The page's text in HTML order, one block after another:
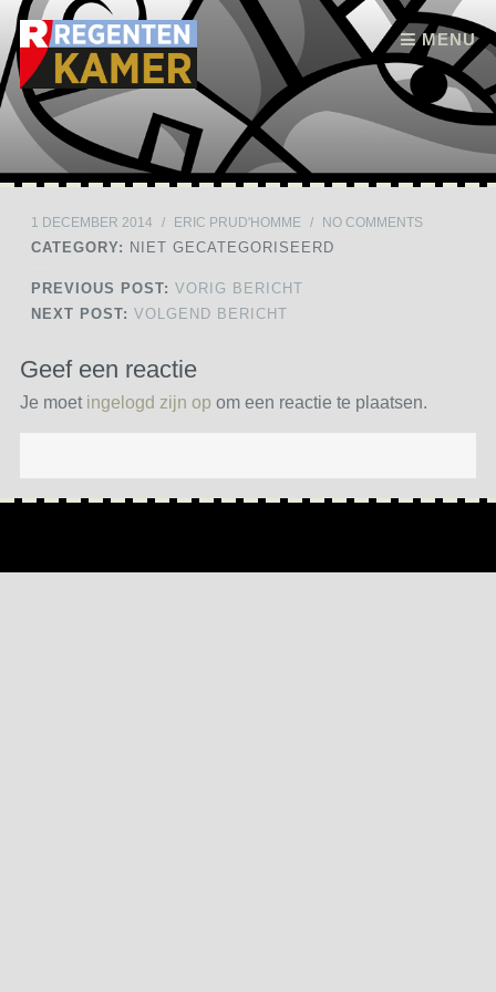
MENU
Skip to content
1 DECEMBER 2014 / ERIC PRUD'HOMME / NO COMMENTS
CATEGORY: NIET GECATEGORISEERD
PREVIOUS POST: VORIG BERICHT
NEXT POST: VOLGEND BERICHT
Geef een reactie
Je moet ingelogd zijn op om een reactie te plaatsen.